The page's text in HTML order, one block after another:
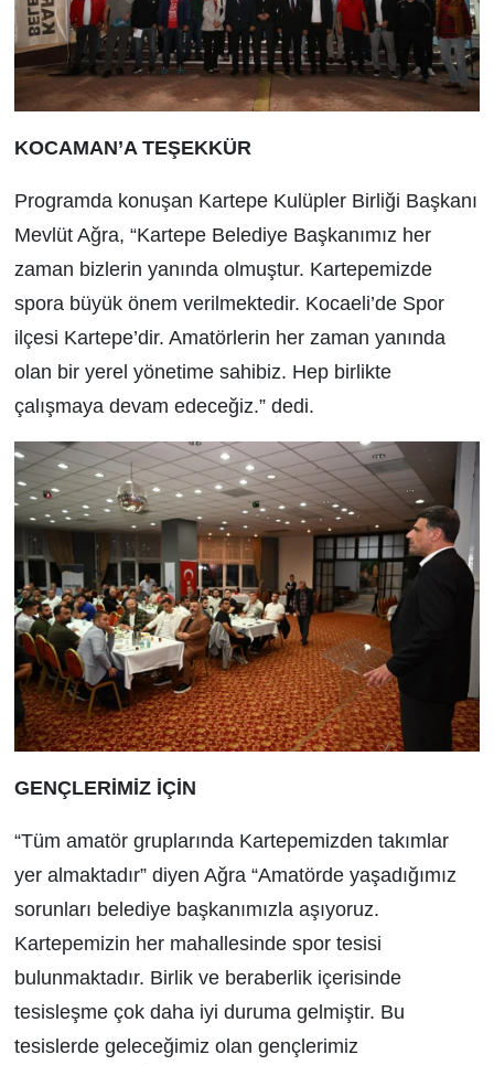
KOCAMAN’A TEŞEKKÜR
Programda konuşan Kartepe Kulüpler Birliği Başkanı
Mevlüt Ağra, “Kartepe Belediye Başkanımız her
zaman bizlerin yanında olmuştur. Kartepemizde
spora büyük önem verilmektedir. Kocaeli’de Spor
ilçesi Kartepe’dir. Amatörlerin her zaman yanında
olan bir yerel yönetime sahibiz. Hep birlikte
çalışmaya devam edeceğiz.” dedi.
GENÇLERİMİZ İÇİN
“Tüm amatör gruplarında Kartepemizden takımlar
yer almaktadır” diyen Ağra “Amatörde yaşadığımız
sorunları belediye başkanımızla aşıyoruz.
Kartepemizin her mahallesinde spor tesisi
bulunmaktadır. Birlik ve beraberlik içerisinde
tesisleşme çok daha iyi duruma gelmiştir. Bu
tesislerde geleceğimiz olan gençlerimiz